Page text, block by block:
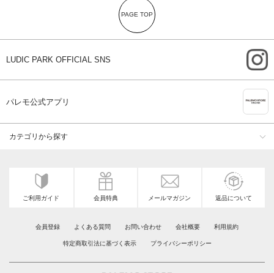
PAGE TOP
LUDIC PARK OFFICIAL SNS
パレモ公式アプリ
カテゴリから探す
ご利用ガイド 会員特典 メールマガジン 返品について
会員登録 よくある質問 お問い合わせ 会社概要 利用規約
特定商取引法に基づく表示 プライバシーポリシー